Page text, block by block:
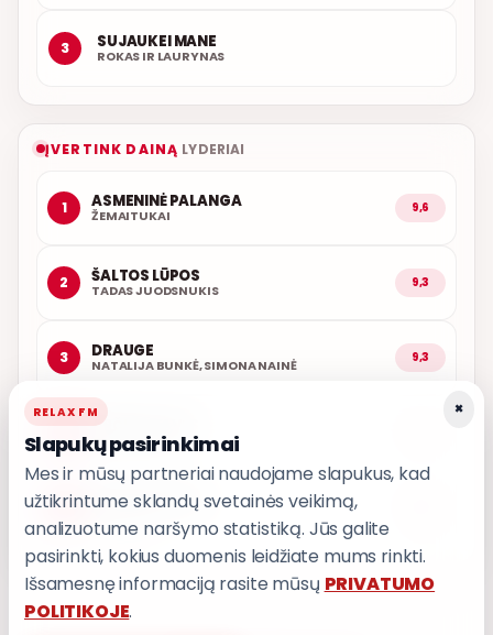
3 SUJAUKEI MANE
ROKAS IR LAURYNAS
ĮVERTINK DAINĄ LYDERIAI
1 ASMENINĖ PALANGA
ŽEMAITUKAI 9,6
2 ŠALTOS LŪPOS
TADAS JUODSNUKIS 9,3
3 DRAUGE
NATALIJA BUNKĖ, SIMONA NAINĖ 9,3
POPKULTŪRA
5 AŠ ATVAŽIUOJU
×
RELAX FM
Slapukų pasirinkimai
Mes ir mūsų partneriai naudojame slapukus, kad
užtikrintume sklandų svetainės veikimą,
analizuotume naršymo statistiką. Jūs galite
pasirinkti, kokius duomenis leidžiate mums rinkti.
Išsamesnę informaciją rasite mūsų PRIVATUMO
POLITIKOJE.